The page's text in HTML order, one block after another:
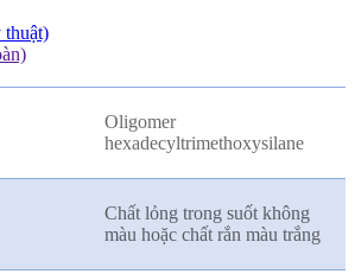
Oligomer
hexadecyltrimethoxysilane
Chất lỏng trong suốt không
màu hoặc chất rắn màu trắng